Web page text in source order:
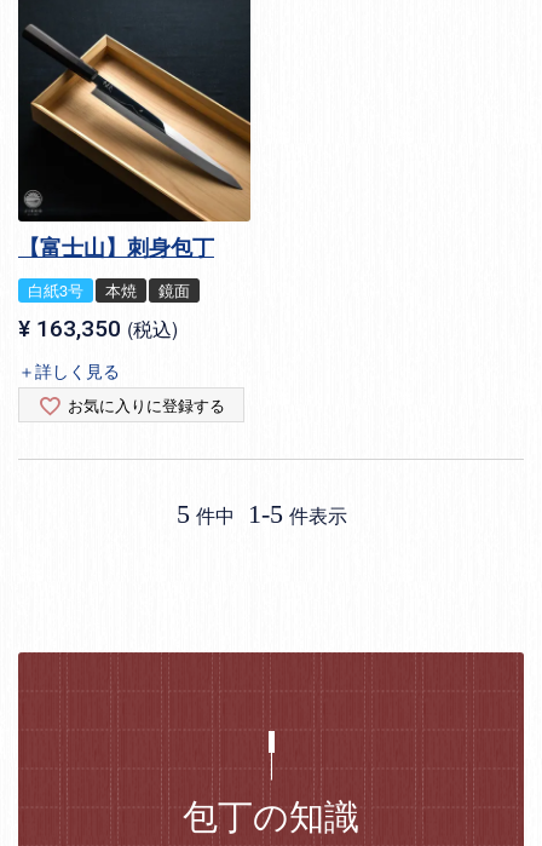
【富士山】刺身包丁
白紙3号 本焼 鏡面
¥ 163,350 税込
＋詳しく見る
お気に入りに登録する
5 件中 1-5 件表示
包丁の知識